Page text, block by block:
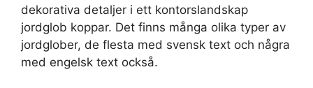
dekorativa detaljer i ett kontorslandskap
jordglob koppar. Det finns många olika typer av
jordglober, de flesta med svensk text och några
med engelsk text också.